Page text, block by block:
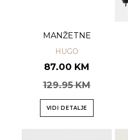
MANŽETNE
HUGO
87.00 KM
129.95 KM
VIDI DETALJE